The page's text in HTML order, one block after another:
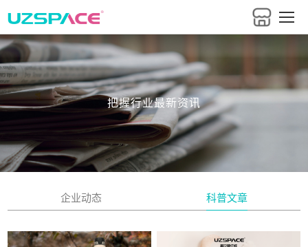
把握行业最新资讯
企业动态 科普文章